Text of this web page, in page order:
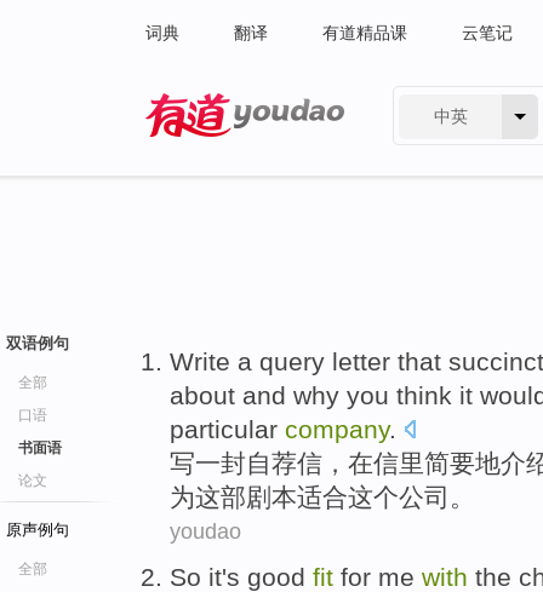
词典 翻译 有道精品课 云笔记
中英
双语例句
全部
口语
书面语
论文
原声例句
全部
Write a query letter that
about and why you think it
particular company.
写一封自荐信， 在信里简要地介
为这部剧本适合这个公司 。
youdao
So it's good fit for me with the